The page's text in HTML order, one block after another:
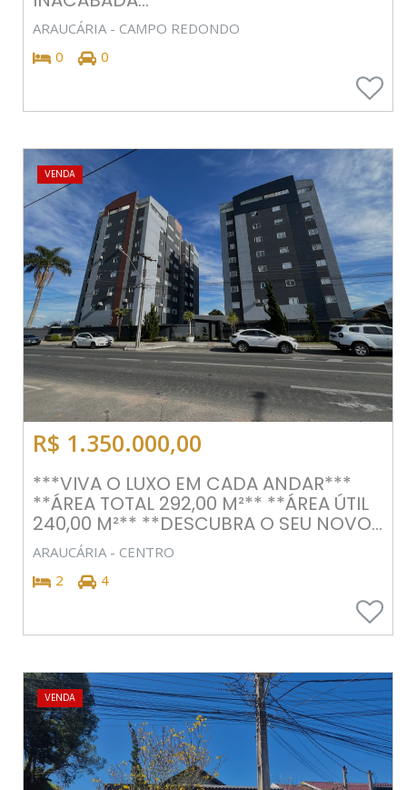
ARAUCÁRIA - CAMPO REDONDO
0
0
VENDA
R$ 1.350.000,00
***VIVA O LUXO EM CADA ANDAR***
**ÁREA TOTAL 292,00 M²** **ÁREA ÚTIL
240,00 M²** **DESCUBRA O SEU NOVO...
ARAUCÁRIA - CENTRO
2
4
VENDA